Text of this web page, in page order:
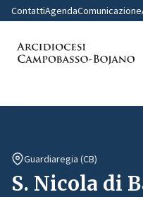
ContattiAgendaComunicazione
Guardiaregia (CB)
S. Nicola di